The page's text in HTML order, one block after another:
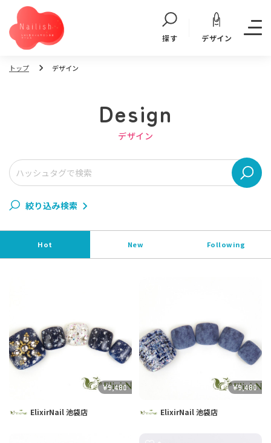
探す デザイン
トップ デザイン
Design
デザイン
絞り込み検索
Hot New Following
¥9,480
ElixirNail 池袋店
¥9,480
ElixirNail 池袋店